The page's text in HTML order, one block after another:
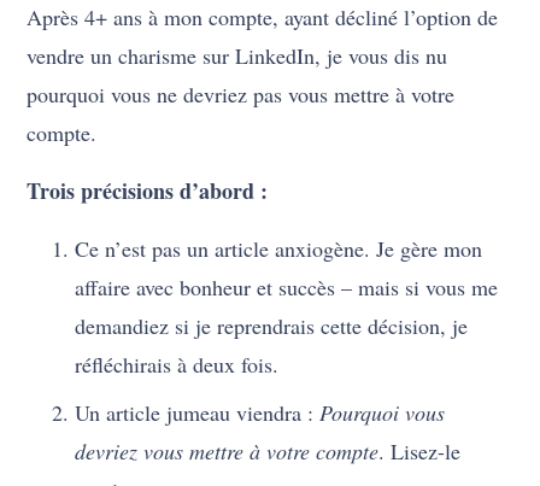
Après 4+ ans à mon compte, ayant décliné l’option de
vendre un charisme sur LinkedIn, je vous dis nu
pourquoi vous ne devriez pas vous mettre à votre
compte.
Trois précisions d’abord :
Ce n’est pas un article anxiogène. Je gère mon
affaire avec bonheur et succès – mais si vous me
demandiez si je reprendrais cette décision, je
réfléchirais à deux fois.
Un article jumeau viendra : Pourquoi vous
devriez vous mettre à votre compte. Lisez-le